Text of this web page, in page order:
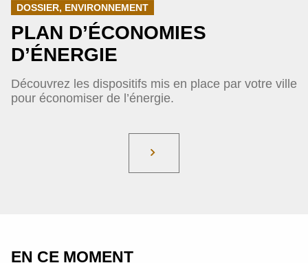
DOSSIER, ENVIRONNEMENT
PLAN D’ÉCONOMIES
D’ÉNERGIE
Découvrez les dispositifs mis en place par votre ville
pour économiser de l’énergie.
EN CE MOMENT